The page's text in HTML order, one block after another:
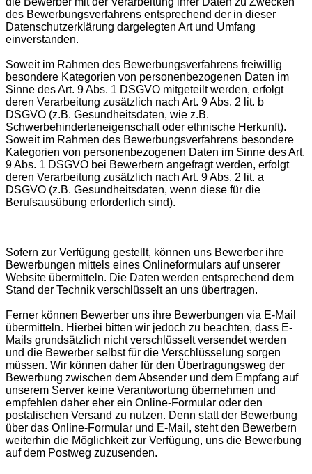
des Bewerbungsverfahrens entsprechend der in dieser
Datenschutzerklärung dargelegten Art und Umfang
einverstanden.
Soweit im Rahmen des Bewerbungsverfahrens freiwillig
besondere Kategorien von personenbezogenen Daten im
Sinne des Art. 9 Abs. 1 DSGVO mitgeteilt werden, erfolgt
deren Verarbeitung zusätzlich nach Art. 9 Abs. 2 lit. b
DSGVO (z.B. Gesundheitsdaten, wie z.B.
Schwerbehinderteneigenschaft oder ethnische Herkunft).
Soweit im Rahmen des Bewerbungsverfahrens besondere
Kategorien von personenbezogenen Daten im Sinne des Art.
9 Abs. 1 DSGVO bei Bewerbern angefragt werden, erfolgt
deren Verarbeitung zusätzlich nach Art. 9 Abs. 2 lit. a
DSGVO (z.B. Gesundheitsdaten, wenn diese für die
Berufsausübung erforderlich sind).
Sofern zur Verfügung gestellt, können uns Bewerber ihre
Bewerbungen mittels eines Onlineformulars auf unserer
Website übermitteln. Die Daten werden entsprechend dem
Stand der Technik verschlüsselt an uns übertragen.
Ferner können Bewerber uns ihre Bewerbungen via E-Mail
übermitteln. Hierbei bitten wir jedoch zu beachten, dass E-
Mails grundsätzlich nicht verschlüsselt versendet werden
und die Bewerber selbst für die Verschlüsselung sorgen
müssen. Wir können daher für den Übertragungsweg der
Bewerbung zwischen dem Absender und dem Empfang auf
unserem Server keine Verantwortung übernehmen und
empfehlen daher eher ein Online-Formular oder den
postalischen Versand zu nutzen. Denn statt der Bewerbung
über das Online-Formular und E-Mail, steht den Bewerbern
weiterhin die Möglichkeit zur Verfügung, uns die Bewerbung
auf dem Postweg zuzusenden.